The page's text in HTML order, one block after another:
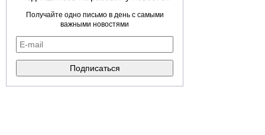
Получайте одно письмо в день с самыми
важными новостями